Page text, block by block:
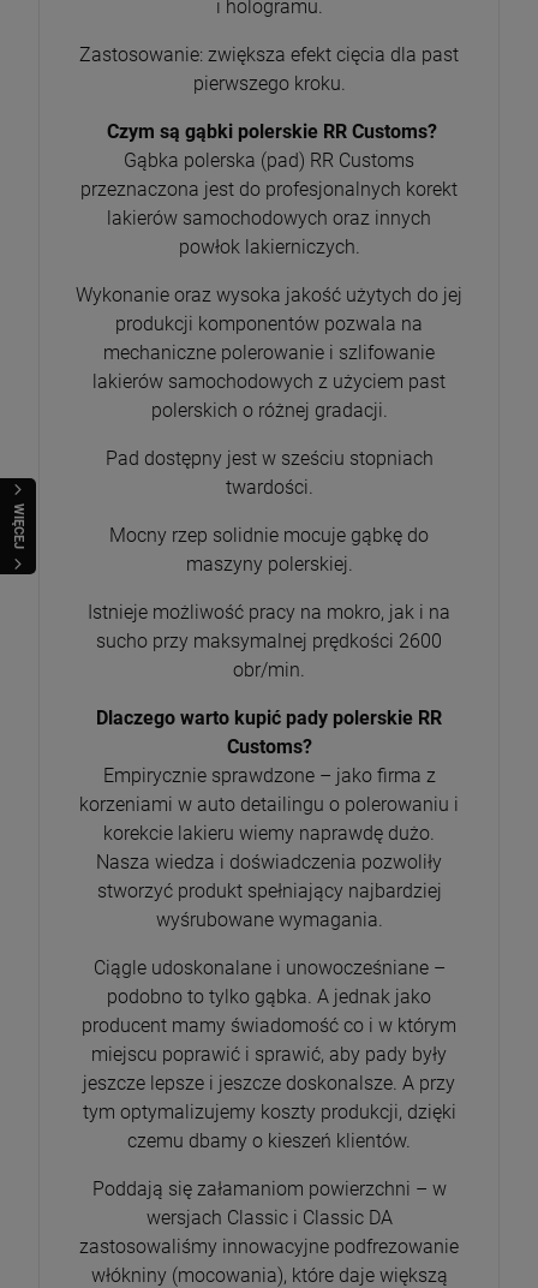
WIĘCEJ
i hologramu.
Zastosowanie: zwiększa efekt cięcia dla past
pierwszego kroku.
Czym są gąbki polerskie RR Customs?
Gąbka polerska (pad) RR Customs
przeznaczona jest do profesjonalnych korekt
lakierów samochodowych oraz innych
powłok lakierniczych.
Wykonanie oraz wysoka jakość użytych do jej
produkcji komponentów pozwala na
mechaniczne polerowanie i szlifowanie
lakierów samochodowych z użyciem past
polerskich o różnej gradacji.
Pad dostępny jest w sześciu stopniach
twardości.
Mocny rzep solidnie mocuje gąbkę do
maszyny polerskiej.
Istnieje możliwość pracy na mokro, jak i na
sucho przy maksymalnej prędkości 2600
obr/min.
Dlaczego warto kupić pady polerskie RR
Customs?
Empirycznie sprawdzone – jako firma z
korzeniami w auto detailingu o polerowaniu i
korekcie lakieru wiemy naprawdę dużo.
Nasza wiedza i doświadczenia pozwoliły
stworzyć produkt spełniający najbardziej
wyśrubowane wymagania.
Ciągle udoskonalane i unowocześniane –
podobno to tylko gąbka. A jednak jako
producent mamy świadomość co i w którym
miejscu poprawić i sprawić, aby pady były
jeszcze lepsze i jeszcze doskonalsze. A przy
tym optymalizujemy koszty produkcji, dzięki
czemu dbamy o kieszeń klientów.
Poddają się załamaniom powierzchni – w
wersjach Classic i Classic DA
zastosowaliśmy innowacyjne podfrezowanie
włókniny (mocowania), które daje większą